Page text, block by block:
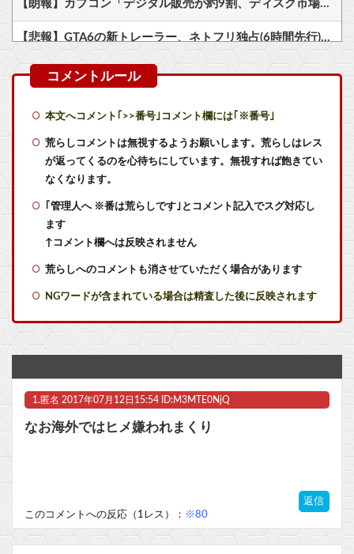
【朗報】カプコン「デジタル販売が約9割、ディスク市場縮小の大きな影響は想定していない」
【悲報】GTA6の新トレーラー、ネトフリ独占(6時間先行)ｗｗｗ
世間では神ゲーと言われているが個人的にはクソゲーだと思うゲーム挙げてけ
【艦これ】授業中に居眠りふぶき 他
【艦これ】バニ黒潮親潮 他
【艦これ】ヴァトールはなんて呼べばいいんだろうね
【悲報】若者に人気の写真加工アプリ『SNOW』、ステマで消費者庁から怒られる
【ウマ娘】（悲報）ナイスネイチャ、討ち取られる
【ポケモンGO】「色違い000個体」とかい逆にレアな個体
マスク 十兆円を失う‥投資家「アメリカ党？バカかコイツw」
本文へコメント｢>>番号｣コメント欄には｢※番号｣
荒らしコメントは無視するようお願いします。荒らしはレス
が返ってくるのを心待ちにしています。無視すれば飽きてい
なくなります。
｢管理人へ ※番は荒らしです｣とコメント記入でスグ対応し
ます
↑コメント欄へは反映されません
荒らしへのコメントも消させていただく場合があります
NGワードが含まれている場合は精査した後に反映されます
1. 匿名 2017年07月12日15:54 ID:M3MTE0NjQ
なお海外ではヒメ嫌われまくり
返信
このコメントへの反応（1レス）： ※80